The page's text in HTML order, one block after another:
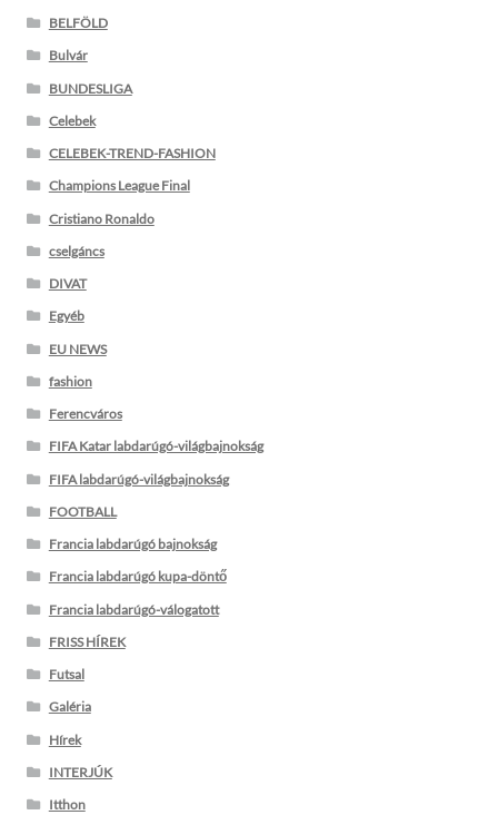
BELFÖLD
Bulvár
BUNDESLIGA
Celebek
CELEBEK-TREND-FASHION
Champions League Final
Cristiano Ronaldo
cselgáncs
DIVAT
Egyéb
EU NEWS
fashion
Ferencváros
FIFA Katar labdarúgó-világbajnokság
FIFA labdarúgó-világbajnokság
FOOTBALL
Francia labdarúgó bajnokság
Francia labdarúgó kupa-döntő
Francia labdarúgó-válogatott
FRISS HÍREK
Futsal
Galéria
Hírek
INTERJÚK
Itthon